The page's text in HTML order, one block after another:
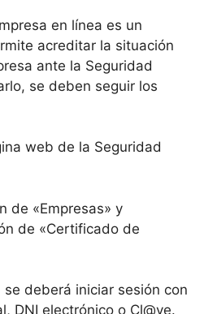
en línea es un
acreditar la situación
ante la Seguridad
se deben seguir los
web de la Seguridad
de «Empresas» y
de «Certificado de
se deberá iniciar sesión con
DNI electrónico o Cl@ve.